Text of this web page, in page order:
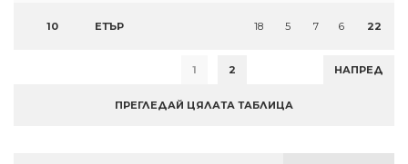
10 ЕТЪР 18 5 7 6 22
1 2 НАПРЕД
ПРЕГЛЕДАЙ ЦЯЛАТА ТАБЛИЦА